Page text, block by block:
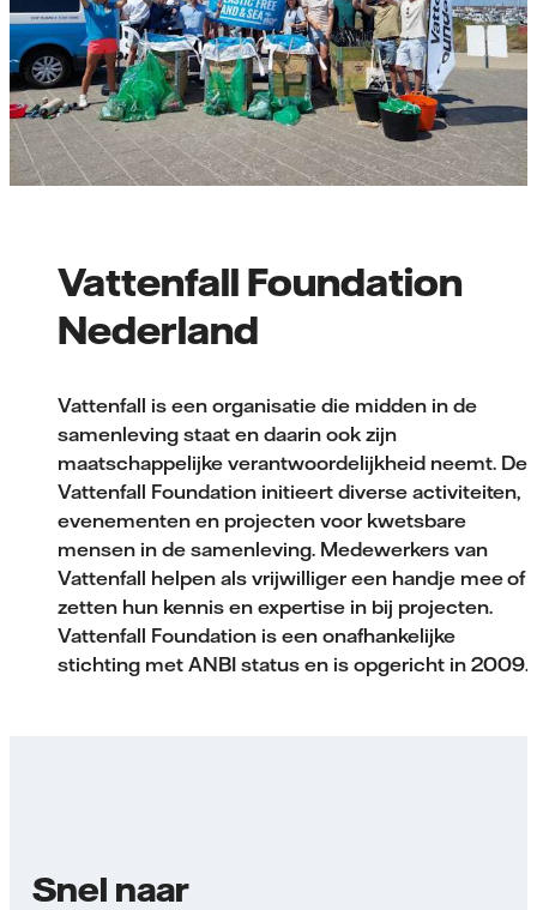
Vattenfall Foundation
Nederland
Vattenfall is een organisatie die midden in de
samenleving staat en daarin ook zijn
maatschappelijke verantwoordelijkheid neemt. De
Vattenfall Foundation initieert diverse activiteiten,
evenementen en projecten voor kwetsbare
mensen in de samenleving. Medewerkers van
Vattenfall helpen als vrijwilliger een handje mee of
zetten hun kennis en expertise in bij projecten.
Vattenfall Foundation is een onafhankelijke
stichting met ANBI status en is opgericht in 2009.
Snel naar